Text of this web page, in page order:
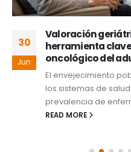
30
Jun
Valoración
herramienta
oncológico del
El envejecimiento
los sistemas de
prevalencia de
READ MORE